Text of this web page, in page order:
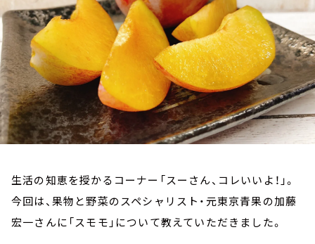
生活の知恵を授かるコーナー「スーさん、コレいいよ！」。
今回は、果物と野菜のスペシャリスト・元東京青果の加藤
宏一さんに「スモモ」について教えていただきました。